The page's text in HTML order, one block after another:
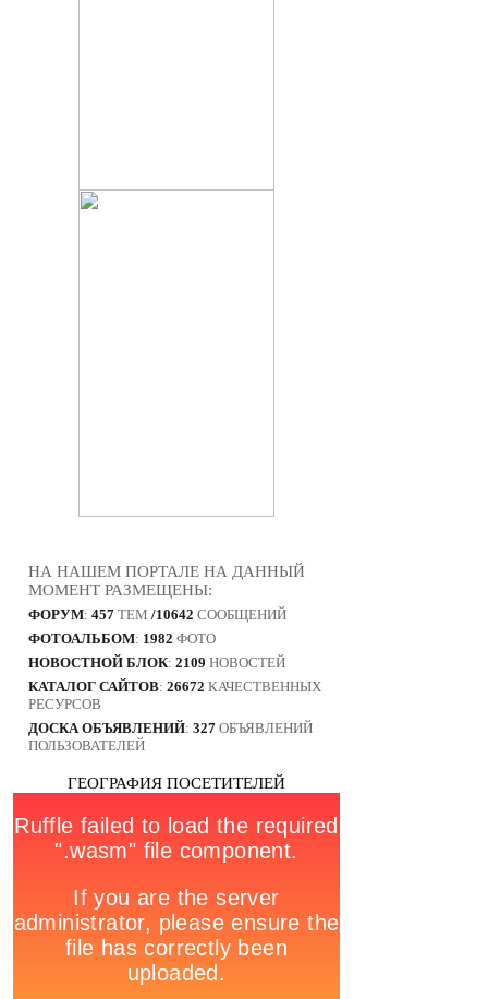
НА НАШЕМ ПОРТАЛЕ НА ДАННЫЙ
МОМЕНТ РАЗМЕЩЕНЫ:
ФОРУМ: 457 ТЕМ /10642 СООБЩЕНИЙ
ФОТОАЛЬБОМ: 1982 ФОТО
НОВОСТНОЙ БЛОК: 2109 НОВОСТЕЙ
КАТАЛОГ САЙТОВ: 26672 КАЧЕСТВЕННЫХ
РЕСУРСОВ
ДОСКА ОБЪЯВЛЕНИЙ: 327 ОБЪЯВЛЕНИЙ
ПОЛЬЗОВАТЕЛЕЙ
ГЕОГРАФИЯ ПОСЕТИТЕЛЕЙ